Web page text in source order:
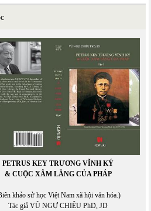
PHƯƠNG
ONLINE
ĐÔNG GIANG
THẠCH GIANG
Thế
BÍNH
BÌNH PHƯƠNG
CHÍ TRUNG
DẠ QUỲNH
ĐĂNG KHƯƠNG
ĐẠT
ĐÔNG GIANG
DU
PETRUS KEY TRƯƠNG VĨNH KÝ
& CUỘC XÂM LĂNG CỦA PHÁP
khảo sử học Việt Nam xã hội văn hóa.)
Tác giả VŨ NGỰ CHIÊU PhD, JD